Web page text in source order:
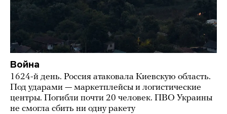
Война
1624-й день. Россия атаковала Киевскую область.
Под ударами — маркетплейсы и логистические
центры. Погибли почти 20 человек. ПВО Украины
не смогла сбить ни одну ракету